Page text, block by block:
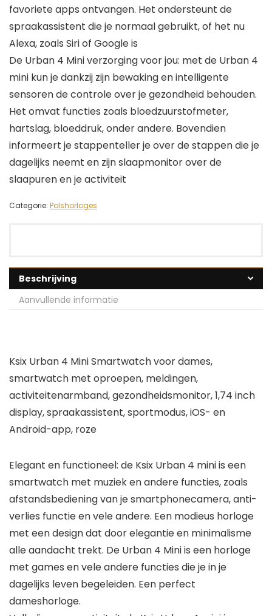
favoriete apps ontvangen. Het ondersteunt de
spraakassistent die je normaal gebruikt, of het nu
Alexa, zoals Siri of Google is
De Urban 4 Mini verzorging voor jou: met de Urban 4
mini kun je dankzij zijn bewaking en intelligente
sensoren de controle over je gezondheid behouden.
Het omvat functies zoals bloedzuurstofmeter,
hartslag, bloeddruk, onder andere. Bovendien
informeert je stappenteller je over de stappen die je
dagelijks neemt en zijn slaapmonitor over de
slaapuren en je activiteit
Categorie: Polshorloges
Beschrijving
Aanvullende informatie
Ksix Urban 4 Mini Smartwatch voor dames,
smartwatch met oproepen, meldingen,
activiteitenarmband, gezondheidsmonitor, 1,74 inch
display, spraakassistent, sportmodus, iOS- en
Android-app, roze
Elegant en functioneel: de Ksix Urban 4 mini is een
smartwatch met muziek en andere functies, zoals
afstandsbediening van je smartphonecamera, anti-
verlies functie en vele andere. Een modieus horloge
met een design dat door elegantie en minimalisme
alle aandacht trekt. De Urban 4 Mini is een horloge
met games en vele andere functies die je in je
dagelijks leven begeleiden. Een perfect
dameshorloge.